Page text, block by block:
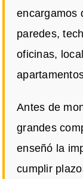
encargamos
paredes,
oficinas,
Antes de
grandes
enseñó la
cumplir